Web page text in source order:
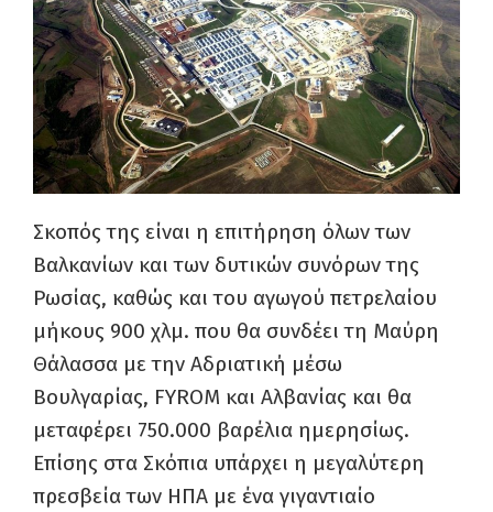
Σκοπός της είναι η επιτήρηση όλων των
Βαλκανίων και των δυτικών συνόρων της
Ρωσίας, καθώς και του αγωγού πετρελαίου
μήκους 900 χλμ. που θα συνδέει τη Μαύρη
Θάλασσα με την Αδριατική μέσω
Βουλγαρίας, FYROM και Αλβανίας και θα
μεταφέρει 750.000 βαρέλια ημερησίως.
Επίσης στα Σκόπια υπάρχει η μεγαλύτερη
πρεσβεία των ΗΠΑ με ένα γιγαντιαίο